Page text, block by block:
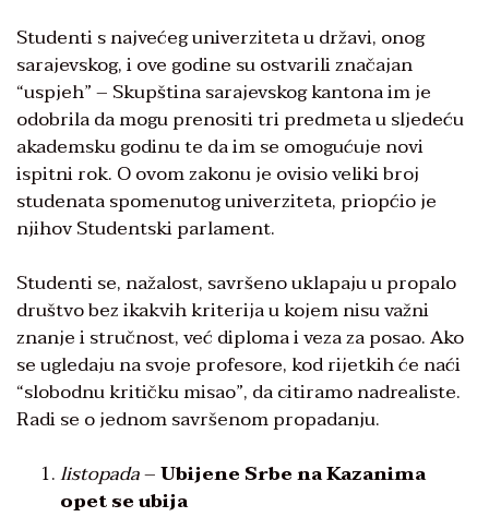
Studenti s najvećeg univerziteta u državi, onog
sarajevskog, i ove godine su ostvarili značajan
“uspjeh” – Skupština sarajevskog kantona im je
odobrila da mogu prenositi tri predmeta u sljedeću
akademsku godinu te da im se omogućuje novi
ispitni rok. O ovom zakonu je ovisio veliki broj
studenata spomenutog univerziteta, priopćio je
njihov Studentski parlament.
Studenti se, nažalost, savršeno uklapaju u propalo
društvo bez ikakvih kriterija u kojem nisu važni
znanje i stručnost, već diploma i veza za posao. Ako
se ugledaju na svoje profesore, kod rijetkih će naći
“slobodnu kritičku misao”, da citiramo nadrealiste.
Radi se o jednom savršenom propadanju.
listopada–Ubijene Srbe na Kazanima
opet se ubija